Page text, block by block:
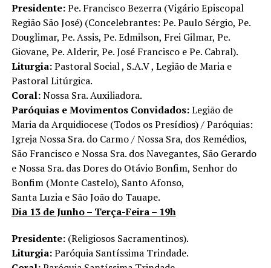
Presidente:Pe. Francisco Bezerra (Vigário Episcopal
Região São José) (Concelebrantes: Pe. Paulo Sérgio, Pe.
Douglimar, Pe. Assis, Pe. Edmilson, Frei Gilmar, Pe.
Giovane, Pe. Alderir, Pe. José Francisco e Pe. Cabral).
Liturgia:Pastoral Social , S.A.V , Legião de Maria e
Pastoral Litúrgica.
Coral:Nossa Sra. Auxiliadora.
Paróquias e Movimentos Convidados:Legião de
Maria da Arquidiocese (Todos os Presídios) / Paróquias:
Igreja Nossa Sra. do Carmo / Nossa Sra, dos Remédios,
São Francisco e Nossa Sra. dos Navegantes, São Gerardo
e Nossa Sra. das Dores do Otávio Bonfim, Senhor do
Bonfim (Monte Castelo), Santo Afonso,
Santa Luzia e São João do Tauape.
Dia 13 de Junho – Terça-Feira – 19h
Presidente:(Religiosos Sacramentinos).
Liturgia:Paróquia Santíssima Trindade.